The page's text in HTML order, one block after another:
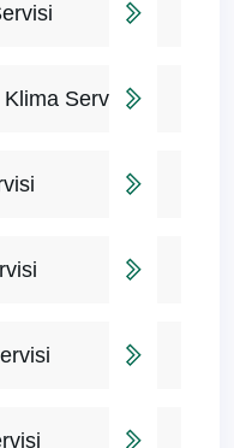
Klima Servisi